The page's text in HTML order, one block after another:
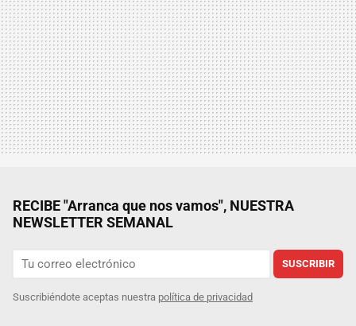
RECIBE "Arranca que nos vamos", NUESTRA
NEWSLETTER SEMANAL
SUSCRIBIR
Suscribiéndote aceptas nuestra política de privacidad